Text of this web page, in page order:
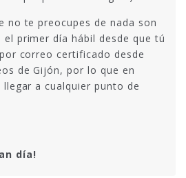
no te preocupes de nada son
primer día hábil desde que tú
correo certificado desde
de Gijón, por lo que en
a cualquier punto de
día!